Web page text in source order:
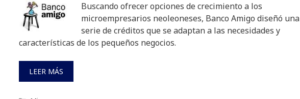
Buscando ofrecer opciones de crecimiento a los
microempresarios neoleoneses, Banco Amigo diseñó una
serie de créditos que se adaptan a las necesidades y
características de los pequeños negocios.
LEER MÁS